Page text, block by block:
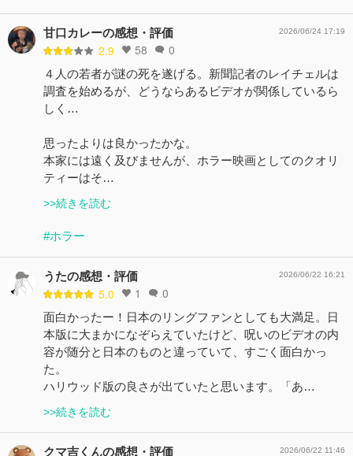
甘口カレーの感想・評価
2.9 58 0
2026/06/24 17:19
４人の若者が謎の死を遂げる。新聞記者のレイチェルは
調査を始めるが、どうならあるビデオが関係しているら
しく…
思ったよりは良かったかな。
本家には遠く及びませんが、ホラー映画としてのクオリ
ティーはそ…
>>続きを読む
#ホラー
うたの感想・評価
5.0 1 0
2026/06/22 16:21
面白かったー！日本のリングファンとしても大満足。日
本版に大まかになぞらえていたけど、呪いのビデオの内
容が随分と日本のものと違っていて、すごく面白かっ
た。
ハリウッド版の良さが出ていたと思います。「あ…
>>続きを読む
クマ吉くんの感想・評価 2026/06/22 11:46